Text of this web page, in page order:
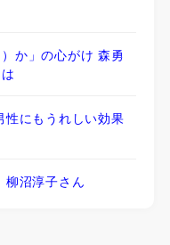
か」の心がけ 森勇
にもうれしい効果
柳沼淳子さん